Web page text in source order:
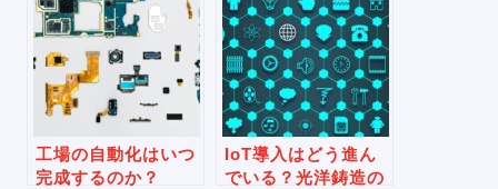
工場の自動化はいつ
完成するのか？
IoT導入はどう進ん
でいる？光洋鋳造の